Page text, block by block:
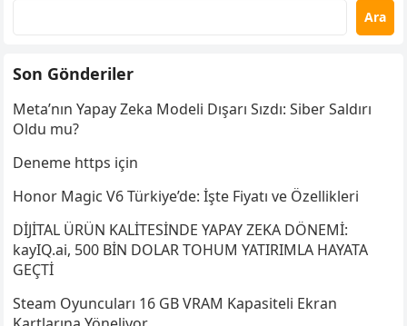
Ara
Son Gönderiler
Meta’nın Yapay Zeka Modeli Dışarı Sızdı: Siber Saldırı
Oldu mu?
Deneme https için
Honor Magic V6 Türkiye’de: İşte Fiyatı ve Özellikleri
DİJİTAL ÜRÜN KALİTESİNDE YAPAY ZEKA DÖNEMİ:
kayIQ.ai, 500 BİN DOLAR TOHUM YATIRIMLA HAYATA
GEÇTİ
Steam Oyuncuları 16 GB VRAM Kapasiteli Ekran